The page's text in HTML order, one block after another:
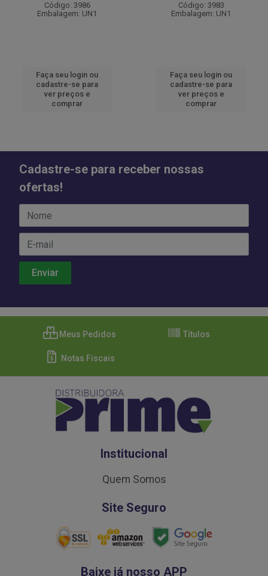
Código: 3986
Embalagem: UN1
Faça seu login ou
cadastre-se para
ver preços e
comprar
Código: 3983
Embalagem: UN1
Faça seu login ou
cadastre-se para
ver preços e
comprar
Cadastre-se para receber nossas
ofertas!
Meus Pedidos Títulos
Notas Fiscais
Institucional
Quem Somos
Site Seguro
Baixe já nosso APP